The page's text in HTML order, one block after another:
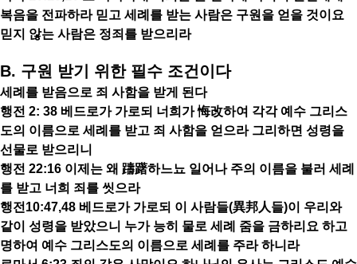
복음을 전파하라 믿고 세례를 받는 사람은 구원을 얻을 것이요
믿지 않는 사람은 정죄를 받으리라
B. 구원 받기 위한 필수 조건이다
세례를 받음으로 죄 사함을 받게 된다
행전 2: 38 베드로가 가로되 너희가 悔改하여 각각 예수 그리스
도의 이름으로 세례를 받고 죄 사함을 얻으라 그리하면 성령을
선물로 받으리니
행전 22:16 이제는 왜 躊躇하느뇨 일어나 주의 이름을 불러 세례
를 받고 너희 죄를 씻으라
행전10:47,48 베드로가 가로되 이 사람들(異邦人들)이 우리와
같이 성령을 받았으니 누가 능히 물로 세례 줌을 금하리요 하고
명하여 예수 그리스도의 이름으로 세례를 주라 하니라